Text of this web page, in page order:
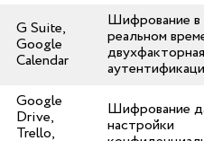
G ​Suite,
Google
Calendar
Шифрование в
реальном
двухфакторная
Google
Drive,
Trello,
Шифрование⁤
настройки⁤